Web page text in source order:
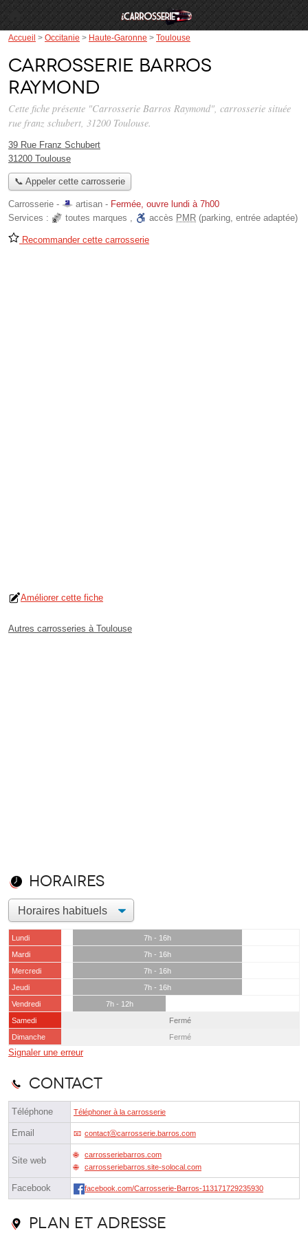
Accueil > Occitanie > Haute-Garonne > Toulouse
Carrosserie Barros
Raymond
Cette fiche présente "Carrosserie Barros Raymond", carrosserie située
rue franz schubert, 31200 Toulouse.
39 Rue Franz Schubert
31200 Toulouse
📞 Appeler cette carrosserie
Carrosserie - artisan - Fermée, ouvre lundi à 7h00
Services :
toutes marques , accès PMR (parking, entrée adaptée)
Recommander cette carrosserie
Améliorer cette fiche
Autres carrosseries à Toulouse
Horaires
Lundi
7h - 16h
Mardi
7h - 16h
Mercredi
7h - 16h
Jeudi
7h - 16h
Vendredi
7h - 12h
Samedi
Fermé
Dimanche
Fermé
Signaler une erreur
Contact
Téléphone Téléphoner à la carrosserie
Email contactⓐcarrosserie.barros.com
Site web
carrosseriebarros.com
carrosseriebarros.site-solocal.com
Facebook facebook.com/Carrosserie-Barros-113171729235930
Plan et adresse